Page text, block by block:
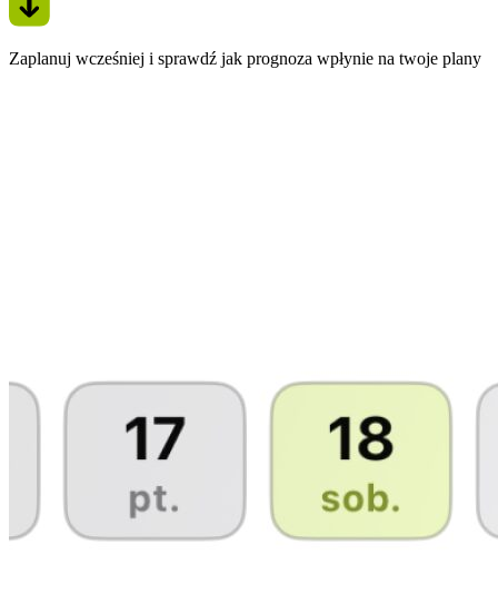
Zaplanuj wcześniej i sprawdź jak prognoza wpłynie na twoje plany